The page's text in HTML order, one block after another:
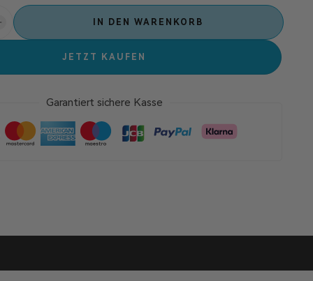
IN DEN WARENKORB
JETZT KAUFEN
Garantiert sichere Kasse